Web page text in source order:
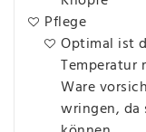
Pflege
Optimal ist
Temperatur
Ware
wringen, da